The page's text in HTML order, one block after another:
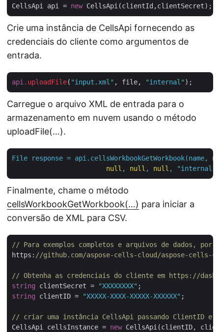
CellsApi api = new
Crie uma instância de CellsApi fornecendo as
credenciais do cliente como argumentos de
entrada.
api .uploadFile( "input.xml" , file, "internal"
Carregue o arquivo XML de entrada para o
armazenamento em nuvem usando o método
uploadFile(…).
File response = api.cellsWorkbookGetWorkbook(name,
null , null , null , "internal"
Finalmente, chame o método
cellsWorkbookGetWorkbook(…) para iniciar a
conversão de XML para CSV.
// Para exemplos completos e arquivos de dados,
https: //github.com/aspose-cells-cloud/aspose-cells-
// Obtenha as credenciais do cliente em https://
string clientSecret = "XXXXXXXX"
string clientID = "XXXXX-XXXX-XXXXX-XXXXXX" ;
// criar uma instância CellsApi passando ClientID e
CellsApi cellsInstance = new CellsApi(clientID,